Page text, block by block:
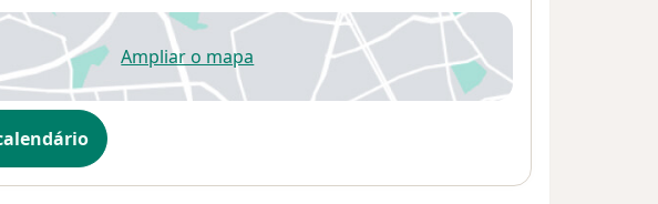
Ampliar o mapaabre num novo separador